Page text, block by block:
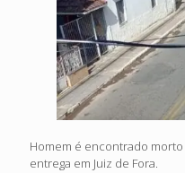
Homem é encontrado morto
entrega em Juiz de Fora.